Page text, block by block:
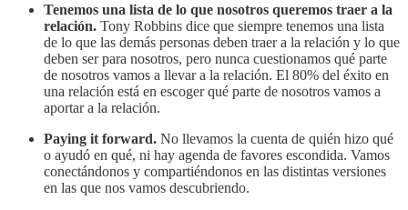
Tenemos una lista de lo que nosotros queremos traer a la
relación. Tony Robbins dice que siempre tenemos una lista
de lo que las demás personas deben traer a la relación y lo que
deben ser para nosotros, pero nunca cuestionamos qué parte
de nosotros vamos a llevar a la relación. El 80% del éxito en
una relación está en escoger qué parte de nosotros vamos a
aportar a la relación.
Paying it forward. No llevamos la cuenta de quién hizo qué
o ayudó en qué, ni hay agenda de favores escondida. Vamos
conectándonos y compartiéndonos en las distintas versiones
en las que nos vamos descubriendo.